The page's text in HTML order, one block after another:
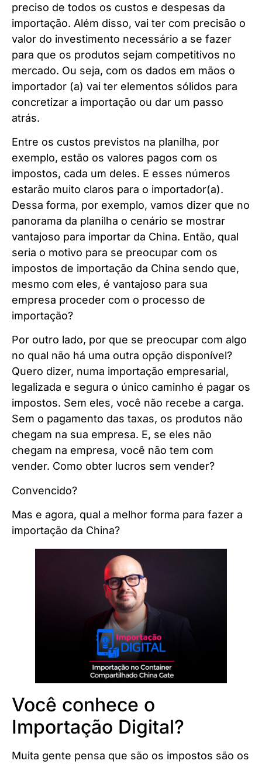
preciso de todos os custos e despesas da
importação. Além disso, vai ter com precisão o
valor do investimento necessário a se fazer
para que os produtos sejam competitivos no
mercado. Ou seja, com os dados em mãos o
importador (a) vai ter elementos sólidos para
concretizar a importação ou dar um passo
atrás.
Entre os custos previstos na planilha, por
exemplo, estão os valores pagos com os
impostos, cada um deles. E esses números
estarão muito claros para o importador(a).
Dessa forma, por exemplo, vamos dizer que no
panorama da planilha o cenário se mostrar
vantajoso para importar da China. Então, qual
seria o motivo para se preocupar com os
impostos de importação da China sendo que,
mesmo com eles, é vantajoso para sua
empresa proceder com o processo de
importação?
Por outro lado, por que se preocupar com algo
no qual não há uma outra opção disponível?
Quero dizer, numa importação empresarial,
legalizada e segura o único caminho é pagar os
impostos. Sem eles, você não recebe a carga.
Sem o pagamento das taxas, os produtos não
chegam na sua empresa. E, se eles não
chegam na empresa, você não tem com
vender. Como obter lucros sem vender?
Convencido?
Mas e agora, qual a melhor forma para fazer a
importação da China?
Você conhece o
Importação Digital?
Muita gente pensa que são os impostos são os